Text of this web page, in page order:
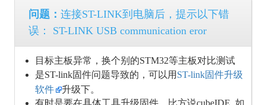
问题： 连接ST-LINK到电脑后，提示以下错
误： ST-LINK USB communication eror
目标主板异常，换个别的STM32等主板对比测试
是ST-link固件问题导致的，可以用 ST-link固件升级
软件
升级下。
有时是要在具体工具升级固件，比方说cubeIDE, 如